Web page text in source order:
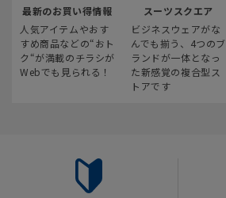
最新のお買い得情報
人気アイテムやおす
すめ商品などの“おト
ク“が満載のチラシが
Webでも見られる！
スーツスクエア
ビジネスウェアがな
んでも揃う、4つのブ
ランドが一体となっ
た新感覚の複合型ス
トアです